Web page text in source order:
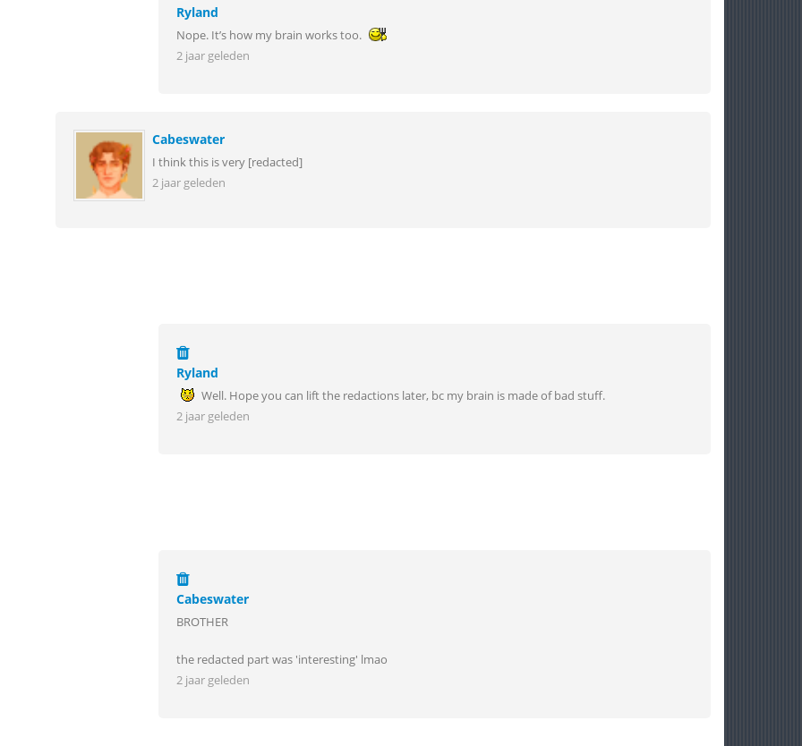
Ryland
Nope. It’s how my brain works too.
2 jaar geleden
Cabeswater
I think this is very [redacted]
2 jaar geleden
Ryland
Well. Hope you can lift the redactions later, bc my brain is made of bad stuff.
2 jaar geleden
Cabeswater
BROTHER
the redacted part was 'interesting' lmao
2 jaar geleden